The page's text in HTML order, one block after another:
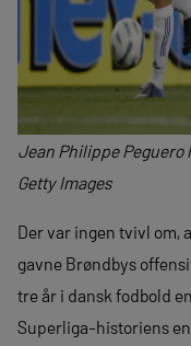
Jean Philippe Peguero
Getty Images
Der var ingen tvivl om,
gavne Brøndbys
tre år i dansk fodbold
Superliga-historiens